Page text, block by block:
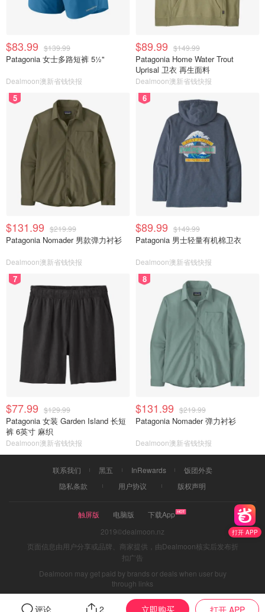
打开 APP
评论 2 立即购买 打开 APP
$83.99 $139.99
Patagonia 女士多路短裤 5½"
Dealmoon澳新省钱快报
$89.99 $149.99
Patagonia Home Water Trout
Uprisal 卫衣 再生面料
Dealmoon澳新省钱快报
5
$131.99 $219.99
Patagonia Nomader 男款弹力衬衫
Dealmoon澳新省钱快报
6
$89.99 $149.99
Patagonia 男士轻量有机棉卫衣
Dealmoon澳新省钱快报
7
$77.99 $129.99
Patagonia 女装 Garden Island 长短
裤 6英寸 麻织
Dealmoon澳新省钱快报
8
$131.99 $219.99
Patagonia Nomader 弹力衬衫
Dealmoon澳新省钱快报
联系我们 黑五 InRewards
饭团外卖
隐私条款
用户协议 版权声明
触屏版 电脑版
下载App
2019©dealmoon.nz
页面信息由用户分享或品牌、商家提供，由Dealmoon核实后发布折
扣广告
Dealmoon may get paid by brands or deals when user buy
through links